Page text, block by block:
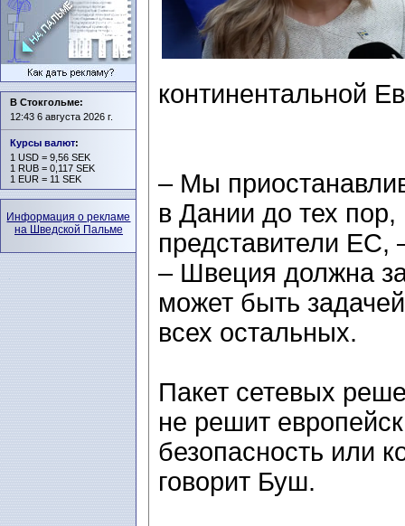
континентальной
– Мы
в Дании до тех
представители ЕС,
– Швеция должна
может быть
всех остальных.
Пакет сетевых
не решит
безопасность или
говорит Буш.
В Стокгольме:
12:43 6 августа 2026 г.
Курсы валют:
1 USD = 9,56 SEK
1 RUB = 0,117 SEK
1 EUR = 11 SEK
Информация о рекламе
на Шведской Пальме